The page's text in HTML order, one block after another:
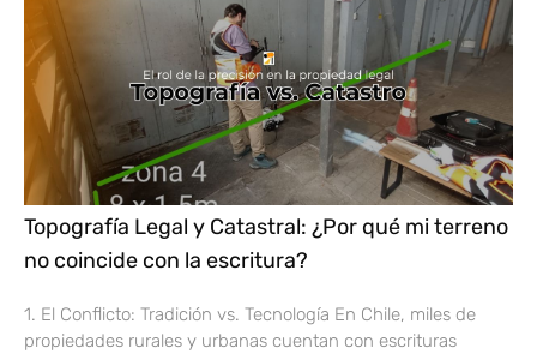
Topografía Legal y Catastral: ¿Por qué mi terreno
no coincide con la escritura?
1. El Conflicto: Tradición vs. Tecnología En Chile, miles de
propiedades rurales y urbanas cuentan con escrituras